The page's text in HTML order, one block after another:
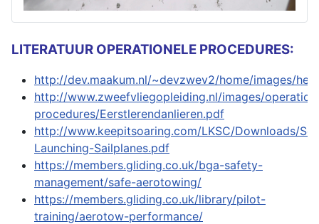
LITERATUUR OPERATIONELE PROCEDURES:
http://dev.maakum.nl/~devzwev2/home/images/
http://www.zweefvliegopleiding.nl/images/
procedures/Eerstlerendanlieren.pdf
http://www.keepitsoaring.com/LKSC/Downloads/
Launching-Sailplanes.pdf
https://members.gliding.co.uk/bga-safety-
management/safe-aerotowing/
https://members.gliding.co.uk/library/pilot-
training/aerotow-performance/